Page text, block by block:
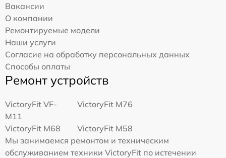
Вакансии
О компании
Ремонтируемые модели
Наши услуги
Согласие на обработку персональных данных
Способы оплаты
Ремонт устройств
VictoryFit VF-
M11
VictoryFit M76
VictoryFit M68
VictoryFit M58
Мы занимаемся ремонтом и техническим
обслуживанием техники VictoryFit по истечении